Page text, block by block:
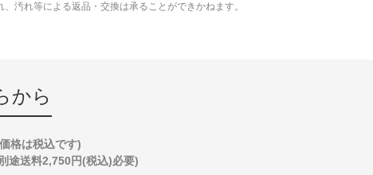
汚れ等による返品・交換は承ることができかねます。
から
格は税込です)
途送料2,750円(税込)必要)